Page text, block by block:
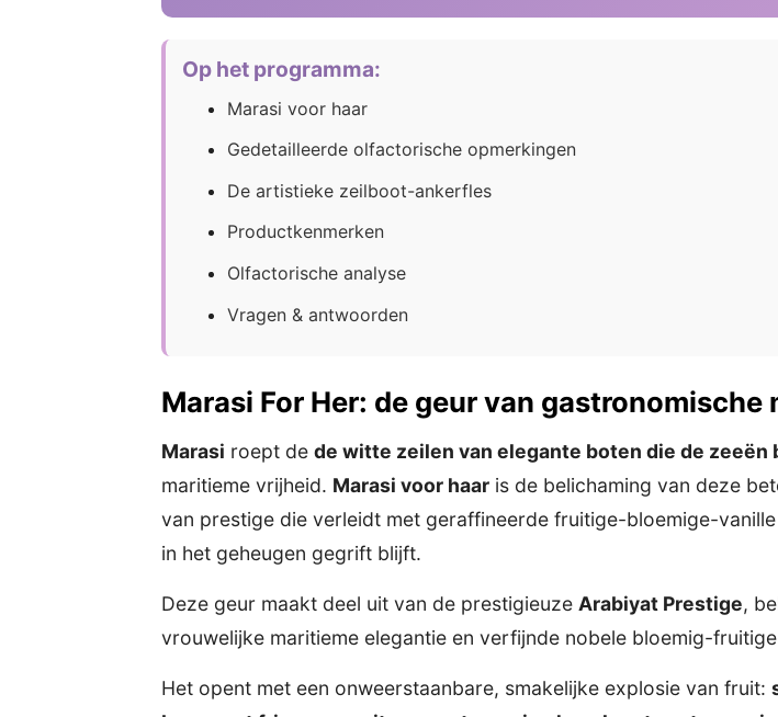
Op het programma:
Marasi voor haar
Gedetailleerde olfactorische opmerkingen
De artistieke zeilboot-ankerfles
Productkenmerken
Olfactorische analyse
Vragen & antwoorden
Marasi For Her: de geur van
Marasi roept de de witte zeilen van elegante boten die de zeeën
maritieme vrijheid. Marasi voor haar is de belichaming van deze
van prestige die verleidt met geraffineerde fruitige-bloemige-
in het geheugen gegrift blijft.
Deze geur maakt deel uit van de prestigieuze Arabiyat Prestige,
vrouwelijke maritieme elegantie en verfijnde nobele bloemig-
Het opent met een onweerstaanbare, smakelijke explosie van fruit: